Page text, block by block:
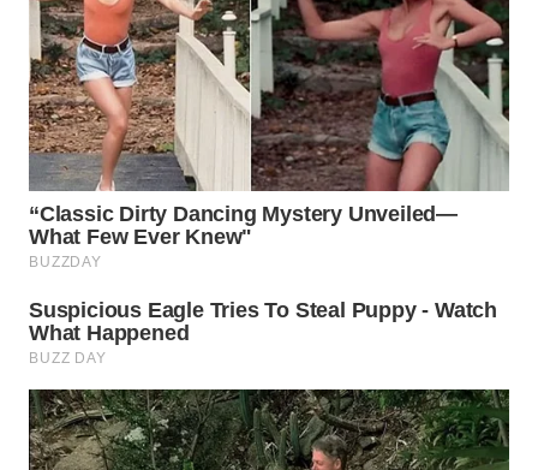
MAJALENGKA
WN
SUBANG
WN
SUKABUMI
WN
WN
PRIANGAN
TIMUR
WN